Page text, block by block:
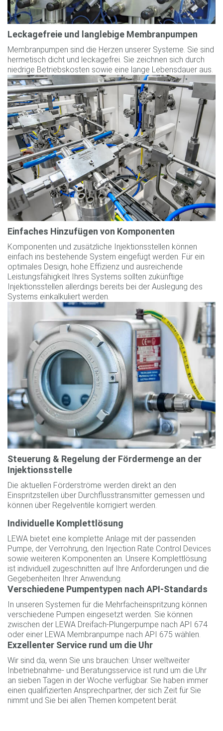
Leckagefreie und langlebige Membranpumpen
Membranpumpen sind die Herzen unserer Systeme. Sie sind
hermetisch dicht und leckagefrei. Sie zeichnen sich durch
niedrige Betriebskosten sowie eine lange Lebensdauer aus.
Einfaches Hinzufügen von Komponenten
Komponenten und zusätzliche Injektionsstellen können
einfach ins bestehende System eingefügt werden. Für ein
optimales Design, hohe Effizienz und ausreichende
Leistungsfähigkeit Ihres Systems sollten zukünftige
Injektionsstellen allerdings bereits bei der Auslegung des
Systems einkalkuliert werden.
Steuerung & Regelung der Fördermenge an der
Injektionsstelle
Die aktuellen Förderströme werden direkt an den
Einspritzstellen über Durchflusstransmitter gemessen und
können über Regelventile korrigiert werden.
Individuelle Komplettlösung
LEWA bietet eine komplette Anlage mit der passenden
Pumpe, der Verrohrung, den Injection Rate Control Devices
sowie weiteren Komponenten an. Unsere Komplettlösung
ist individuell zugeschnitten auf Ihre Anforderungen und die
Gegebenheiten Ihrer Anwendung.
Verschiedene Pumpentypen nach API-Standards
In unseren Systemen für die Mehrfacheinspritzung können
verschiedene Pumpen eingesetzt werden. Sie können
zwischen der LEWA Dreifach-Plungerpumpe nach API 674
oder einer LEWA Membranpumpe nach API 675 wählen.
Exzellenter Service rund um die Uhr
Wir sind da, wenn Sie uns brauchen: Unser weltweiter
Inbetriebnahme- und Beratungsservice ist rund um die Uhr
an sieben Tagen in der Woche verfügbar. Sie haben immer
einen qualifizierten Ansprechpartner, der sich Zeit für Sie
nimmt und Sie bei allen Themen kompetent berät.